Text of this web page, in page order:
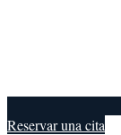
Reservar una cita